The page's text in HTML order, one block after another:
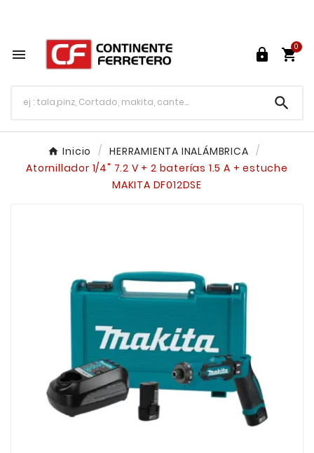
  
0

Inicio
HERRAMIENTA INALÁMBRICA
Atornillador 1/4" 7.2 V + 2 baterías 1.5 A + estuche
MAKITA DF012DSE